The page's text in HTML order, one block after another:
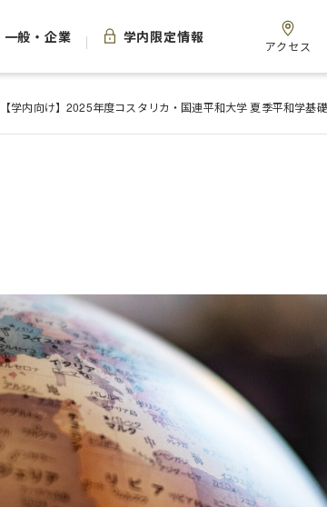
一般・企業 学内限定情報
アクセス
【学内向け】2025年度コスタリカ・国連平和大学 夏季平和学基